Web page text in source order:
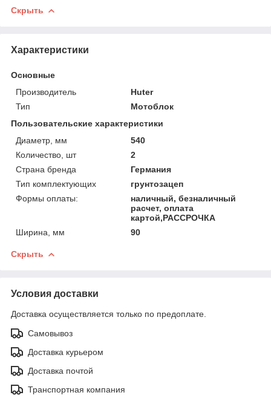
Скрыть
Характеристики
Основные
Производитель
Huter
Тип
Мотоблок
Пользовательские характеристики
Диаметр, мм
540
Количество, шт
2
Страна бренда
Германия
Тип комплектующих
грунтозацеп
Формы оплаты:
наличный, безналичный
расчет, оплата
картой,РАССРОЧКА
Ширина, мм
90
Скрыть
Условия доставки
Доставка осуществляется только по предоплате.
Самовывоз
Доставка курьером
Доставка почтой
Транспортная компания